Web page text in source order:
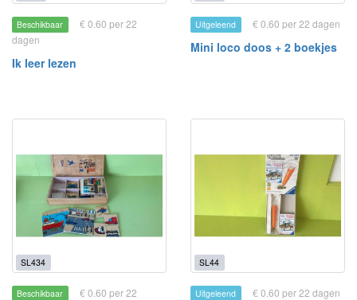
Beschikbaar
€ 0.60 per 22
dagen
Ik leer lezen
Uitgeleend € 0.60 per 22 dagen
Mini loco doos + 2 boekjes
SL434
Beschikbaar
€ 0.60 per 22
SL44
Uitgeleend € 0.60 per 22 dagen